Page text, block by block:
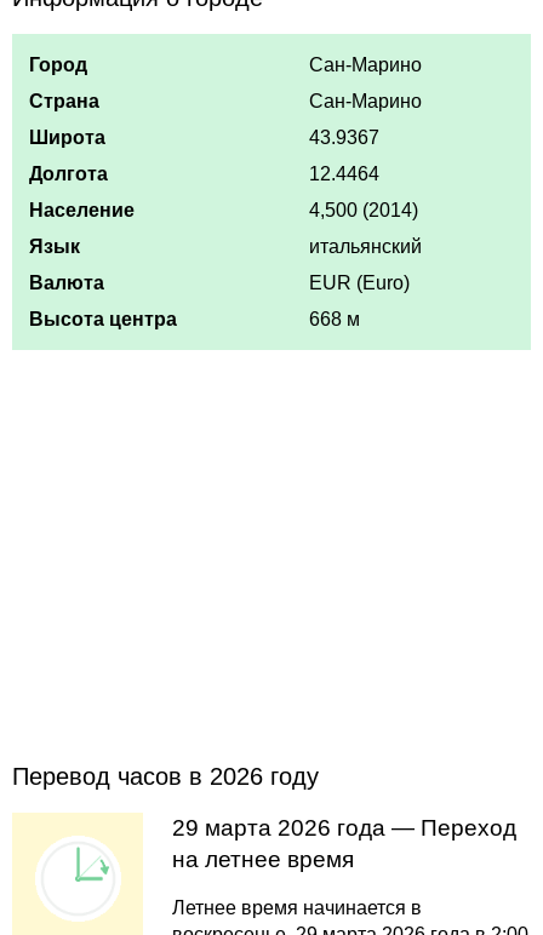
Город
Сан-Марино
Страна
Сан-Марино
Широта
43.9367
Долгота
12.4464
Население
4,500 (2014)
Язык
итальянский
Валюта
EUR (Euro)
Высота центра
668 м
Перевод часов в 2026 году
29 марта 2026 года — Переход
на летнее время
Летнее время начинается в